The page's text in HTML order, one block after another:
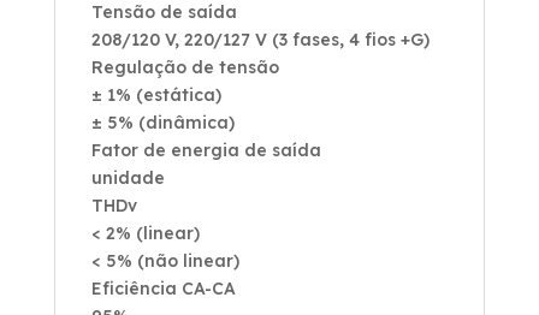
Tensão de saída
208/120 V, 220/127 V (3 fases, 4 fios +G)
Regulação de tensão
± 1% (estática)
± 5% (dinâmica)
Fator de energia de saída
unidade
THDv
< 2% (linear)
< 5% (não linear)
Eficiência CA-CA